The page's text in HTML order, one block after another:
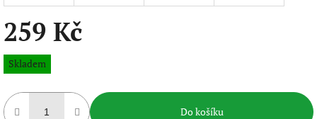
259 Kč
Měrná
cena:
Skladem
Do košíku